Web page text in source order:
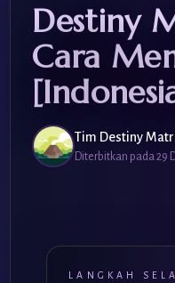
Destiny
Cara
Tim Destiny
Diterbitkan pada 29
LANGKAH